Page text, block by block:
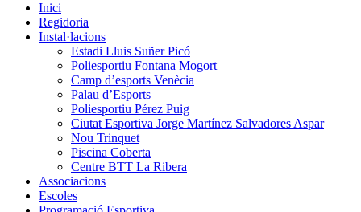
Inici
Regidoria
Instal·lacions
Estadi Lluis Suñer Picó
Poliesportiu Fontana Mogort
Camp d’esports Venècia
Palau d’Esports
Poliesportiu Pérez Puig
Ciutat Esportiva Jorge Martínez Salvadores Aspar
Nou Trinquet
Piscina Coberta
Centre BTT La Ribera
Associacions
Escoles